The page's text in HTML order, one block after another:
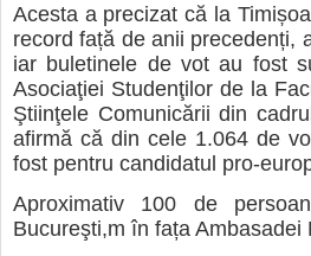
Acesta a precizat că la
record față de anii precedenți,
iar buletinele de vot au fost
Asociaţiei Studenţilor de la
Ştiinţele Comunicării din
afirmă că din cele 1.064 de
fost pentru candidatul pro-
Aproximativ 100 de
Bucureşti,m în fața Ambasadei